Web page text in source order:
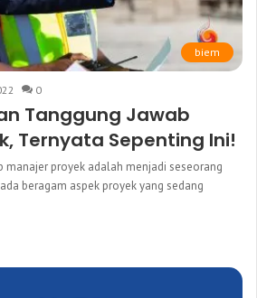
biem
0
Tanggung Jawab
Ternyata Sepenting Ini!
manajer proyek adalah menjadi seseorang
beragam aspek proyek yang sedang